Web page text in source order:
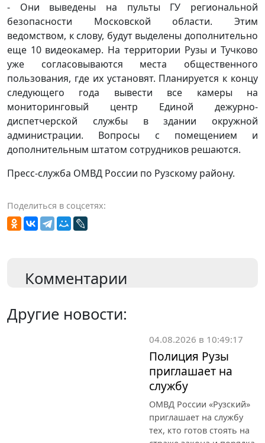
- Они выведены на пульты ГУ региональной
безопасности Московской области. Этим
ведомством, к слову, будут выделены дополнительно
еще 10 видеокамер. На территории Рузы и Тучково
уже согласовываются места общественного
пользования, где их установят. Планируется к концу
следующего года вывести все камеры на
мониторинговый центр Единой дежурно-
диспетчерской службы в здании окружной
администрации. Вопросы с помещением и
дополнительным штатом сотрудников решаются.
Пресс-служба ОМВД России по Рузскому району.
Поделиться в соцсетях:
Комментарии
Другие новости:
04.08.2026 в 10:49:17
Полиция Рузы
приглашает на
службу
ОМВД России «Рузский»
приглашает на службу
тех, кто готов стоять на